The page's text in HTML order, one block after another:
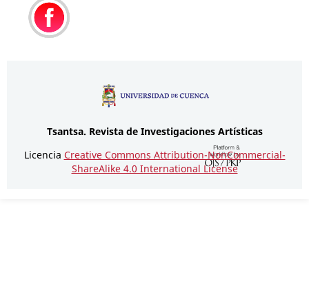
Tsantsa. Revista de Investigaciones Artísticas
Licencia Creative Commons Attribution-NonCommercial-
ShareAlike 4.0 International License